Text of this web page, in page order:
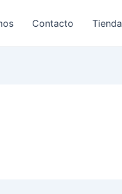
Contacto Tienda